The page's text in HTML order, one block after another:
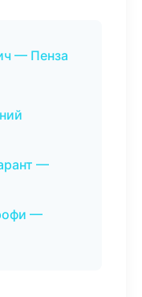
— Пенза
—
—